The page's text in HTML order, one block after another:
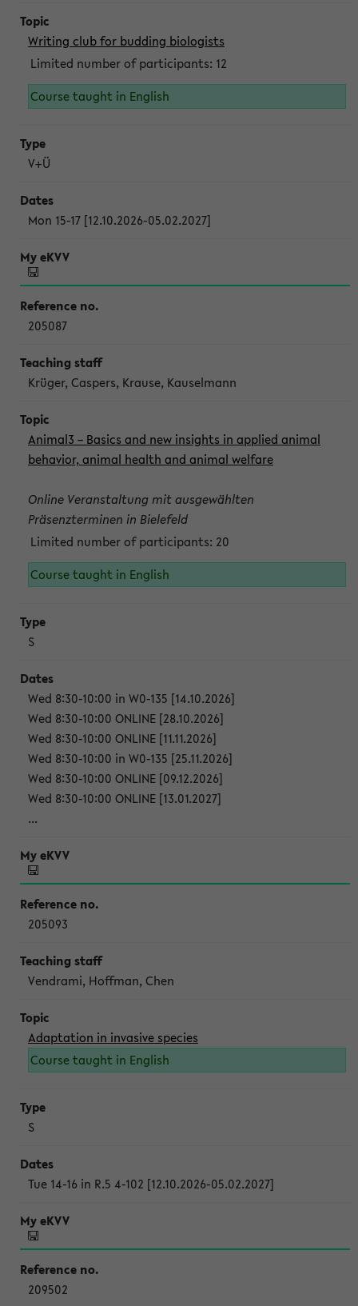
Writing club for budding biologists
Limited number of participants: 12
Course taught in English
V+Ü
Mon 15-17 [12.10.2026-05.02.2027]
205087
Krüger, Caspers, Krause, Kauselmann
Animal3 – Basics and new insights in applied animal
behavior, animal health and animal welfare
Online Veranstaltung mit ausgewählten
Präsenzterminen in Bielefeld
Limited number of participants: 20
Course taught in English
S
Wed 8:30-10:00 in W0-135 [14.10.2026]
Wed 8:30-10:00 ONLINE [28.10.2026]
Wed 8:30-10:00 ONLINE [11.11.2026]
Wed 8:30-10:00 in W0-135 [25.11.2026]
Wed 8:30-10:00 ONLINE [09.12.2026]
Wed 8:30-10:00 ONLINE [13.01.2027]
...
205093
Vendrami, Hoffman, Chen
Adaptation in invasive species
Course taught in English
S
Tue 14-16 in R.5 4-102 [12.10.2026-05.02.2027]
209502